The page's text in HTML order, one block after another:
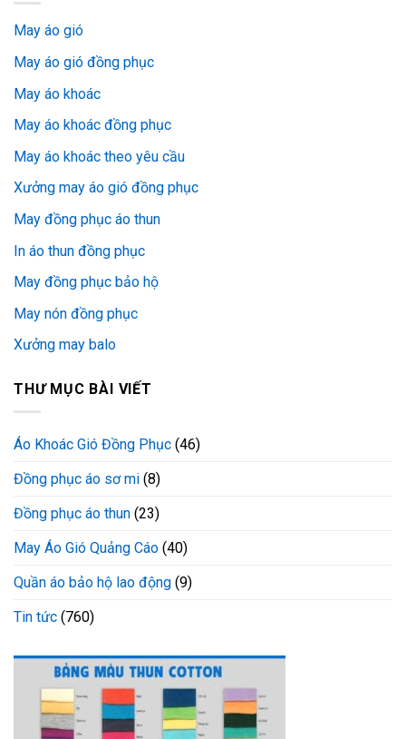
May áo gió
May áo gió đồng phục
May áo khoác
May áo khoác đồng phục
May áo khoác theo yêu cầu
Xưởng may áo gió đồng phục
May đồng phục áo thun
In áo thun đồng phục
May đồng phục bảo hộ
May nón đồng phục
Xưởng may balo
THƯ MỤC BÀI VIẾT
Áo Khoác Gió Đồng Phục (46)
Đồng phục áo sơ mi (8)
Đồng phục áo thun (23)
May Áo Gió Quảng Cáo (40)
Quần áo bảo hộ lao động (9)
Tin tức (760)